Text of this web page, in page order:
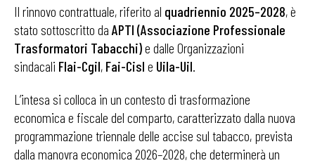
Il rinnovo contrattuale, riferito al quadriennio 2025–2028, è
stato sottoscritto da APTI (Associazione Professionale
Trasformatori Tabacchi)e dalle Organizzazioni
sindacali Flai-Cgil, Fai-Cisl e Uila-Uil.
L’intesa si colloca in un contesto di trasformazione
economica e fiscale del comparto, caratterizzato dalla nuova
programmazione triennale delle accise sul tabacco, prevista
dalla manovra economica 2026–2028, che determinerà un